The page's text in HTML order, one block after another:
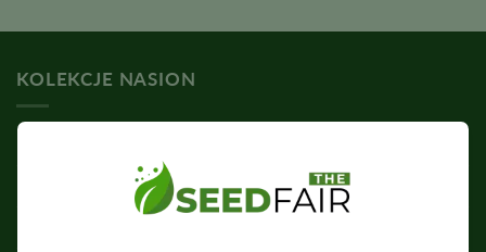
KOLEKCJE NASION
Nasiona automatycznie kwitnących roślin